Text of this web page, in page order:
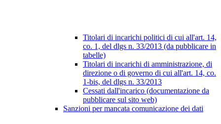
Titolari di incarichi politici di cui all'art. 14,
co. 1, del dlgs n. 33/2013 (da pubblicare in
tabelle)
Titolari di incarichi di amministrazione, di
direzione o di governo di cui all'art. 14, co.
1-bis, del dlgs n. 33/2013
Cessati dall'incarico (documentazione da
pubblicare sul sito web)
Sanzioni per mancata comunicazione dei dati